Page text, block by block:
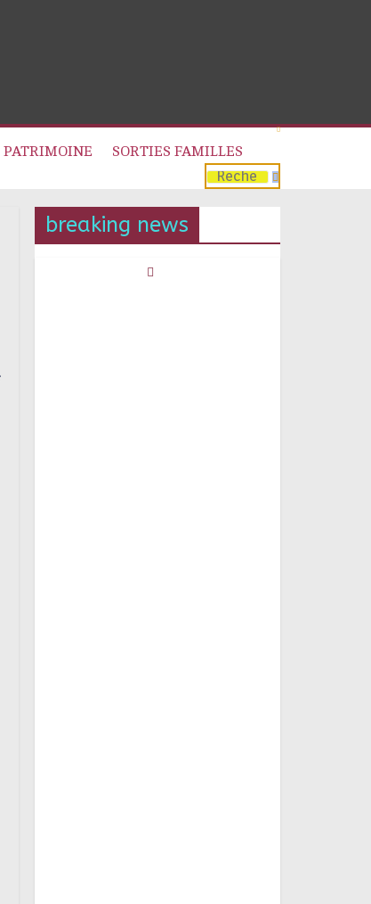
PATRIMOINE
SORTIES FAMILLES
breaking news